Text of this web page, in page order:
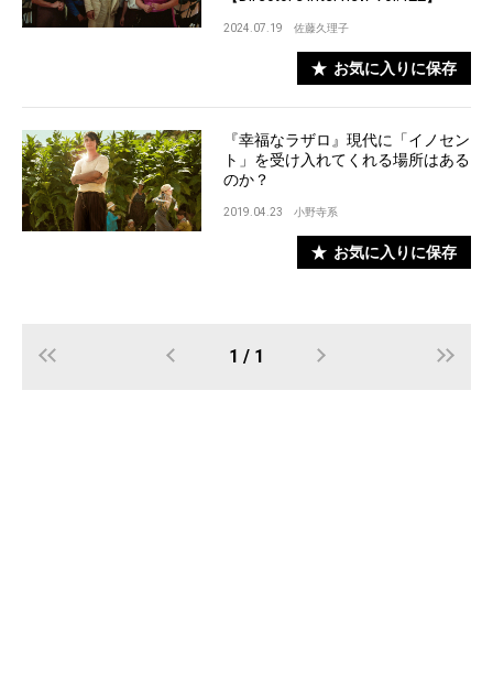
2024.07.19 佐藤久理子
お気に入りに保存
『幸福なラザロ』現代に「イノセン
ト」を受け入れてくれる場所はある
のか？
2019.04.23 小野寺系
お気に入りに保存
1 / 1